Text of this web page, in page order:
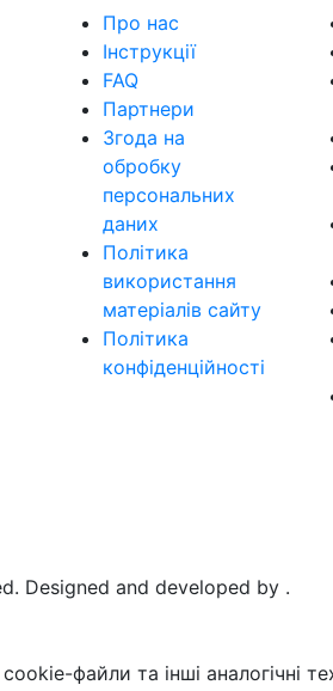
Про нас
Інструкції
FAQ
Партнери
Згода на
обробку
персональних
даних
Політика
використання
матеріалів сайту
Політика
конфіденційності
Designed and developed by .
файли та інші аналогічні